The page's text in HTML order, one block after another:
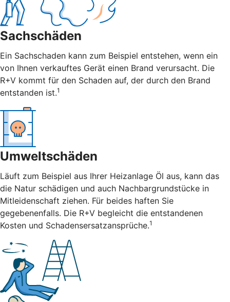
Sachschäden
Ein Sachschaden kann zum Beispiel entstehen, wenn ein
von Ihnen verkauftes Gerät einen Brand verursacht. Die
R+V kommt für den Schaden auf, der durch den Brand
entstanden ist.1
Umweltschäden
Läuft zum Beispiel aus Ihrer Heizanlage Öl aus, kann das
die Natur schädigen und auch Nachbargrundstücke in
Mitleidenschaft ziehen. Für beides haften Sie
gegebenenfalls. Die R+V begleicht die entstandenen
Kosten und Schadensersatzansprüche.1